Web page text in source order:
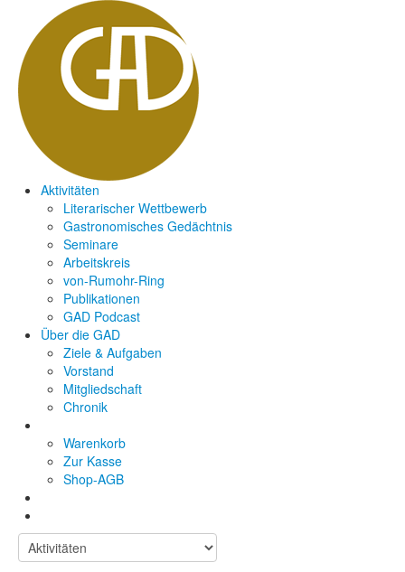
Aktivitäten
Literarischer Wettbewerb
Gastronomisches Gedächtnis
Seminare
Arbeitskreis
von-Rumohr-Ring
Publikationen
GAD Podcast
Über die GAD
Ziele & Aufgaben
Vorstand
Mitgliedschaft
Chronik
Warenkorb
Zur Kasse
Shop-AGB